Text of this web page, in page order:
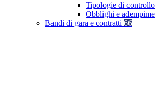
Tipologie di controllo
Obblighi e
Bandi di gara e contratti 66